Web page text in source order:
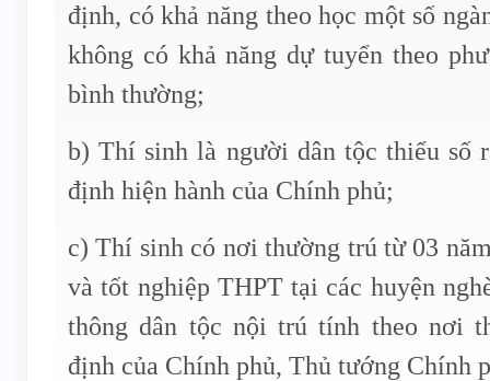
định, có khả năng theo học một số
không có khả năng dự tuyển theo
bình thường;
b) Thí sinh là người dân tộc thiểu số
định hiện hành của Chính phủ;
c) Thí sinh có nơi thường trú từ 03
và tốt nghiệp THPT tại các huyện
thông dân tộc nội trú tính theo nơi
định của Chính phủ, Thủ tướng Chính